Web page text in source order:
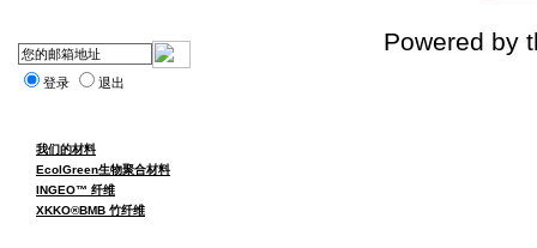
登录 退出
我们的材料
EcolGreen生物聚合材料
INGEO™ 纤维
XKKO®BMB 竹纤维
Powered by